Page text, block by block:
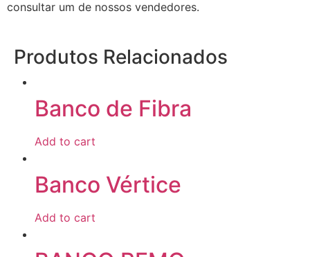
consultar um de nossos vendedores.
Produtos Relacionados
Banco de Fibra
Add to cart
Banco Vértice
Add to cart